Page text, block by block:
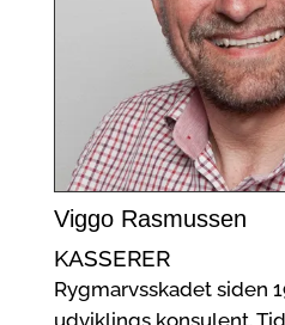
Viggo Rasmussen
KASSERER
Rygmarvsskadet siden